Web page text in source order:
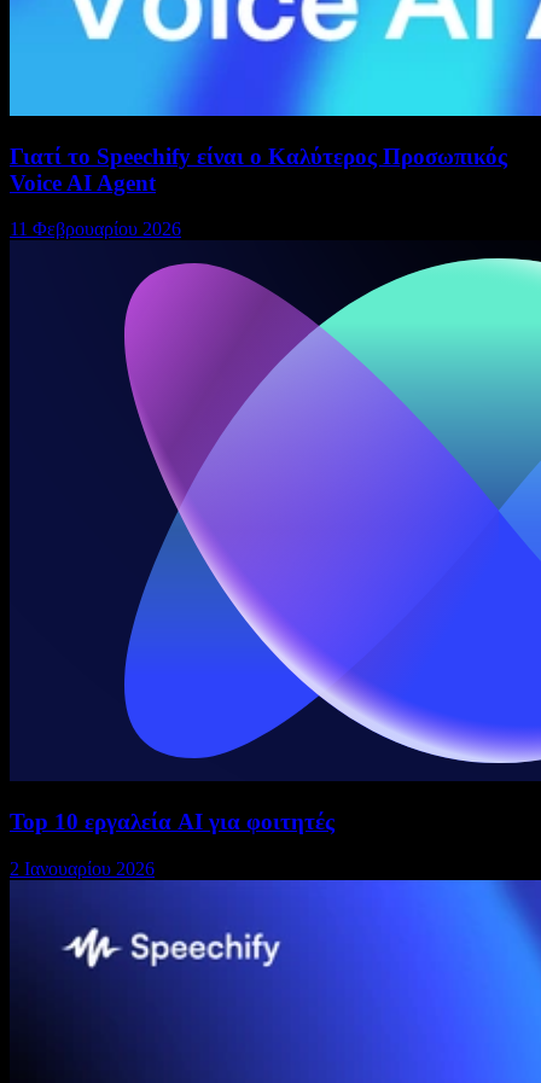
Γιατί το Speechify είναι ο Καλύτερος Προσωπικός
Voice AI Agent
11 Φεβρουαρίου 2026
Top 10 εργαλεία AI για φοιτητές
2 Ιανουαρίου 2026